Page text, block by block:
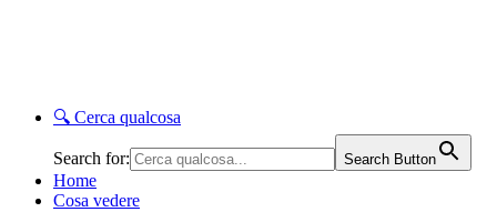
🔍 Cerca qualcosa
Search for: Search Button
Home
Cosa vedere